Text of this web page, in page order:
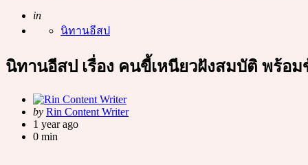
Posted
in
นิทานอีสป
นิทานอีสป เรื่อง คนขี้เหนียวฝังสมบัติ พร้อ
Posted
by
by Rin Content Writer
1 year ago
0 min